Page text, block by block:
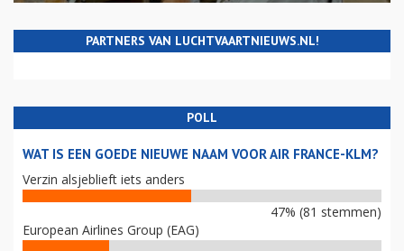
PARTNERS VAN LUCHTVAARTNIEUWS.NL!
POLL
WAT IS EEN GOEDE NIEUWE NAAM VOOR AIR FRANCE-KLM?
Verzin alsjeblieft iets anders
47% (81 stemmen)
European Airlines Group (EAG)